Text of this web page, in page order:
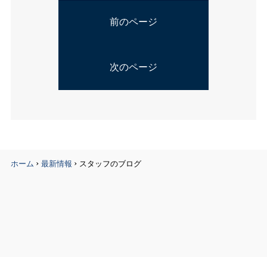
前のページ
次のページ
ホーム › 最新情報 › スタッフのブログ